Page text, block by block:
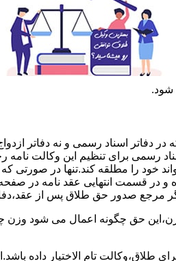
شود.
اسناد رسمی و نه دفاتر
رسمی برای تنظیم این وکالت نامه
خود را مطلقه کند.تنها در
در قسمت انتهایی عقد نامه در
مرجع صدور حق طلاق پس از
حق چگونه اعمال می شود وزن
تام الاختیار داده